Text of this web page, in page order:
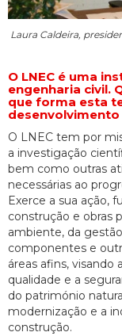
Laura Caldeira,
O LNEC é uma
engenharia civil.
que forma esta
O LNEC tem por
a investigação
bem como outras
necessárias ao
Exerce a sua ação,
construção e obras
ambiente, da
componentes e
áreas afins, visando
qualidade e a
do património
modernização e a
construção.